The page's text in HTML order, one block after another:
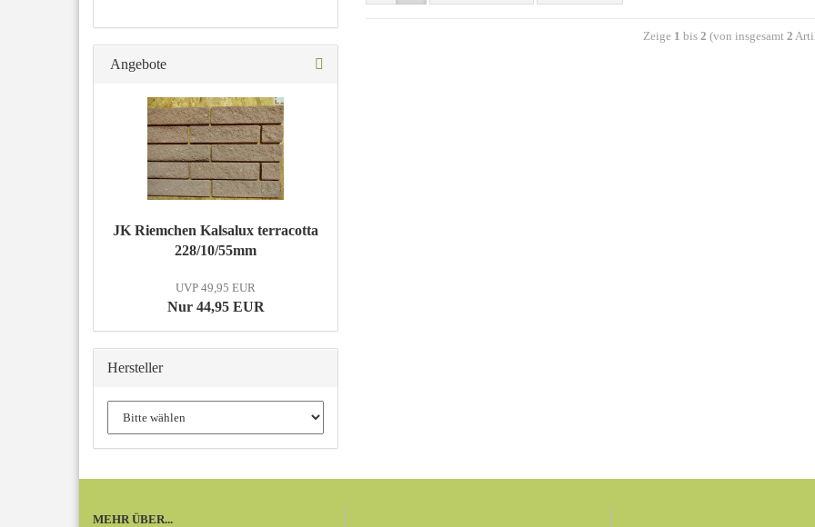
Zeige 1 bis 2 (von insgesamt 2
Angebote
JK Riemchen Kalsalux terracotta
228/10/55mm
UVP 49,95 EUR
Nur 44,95 EUR
Hersteller
MEHR ÜBER...